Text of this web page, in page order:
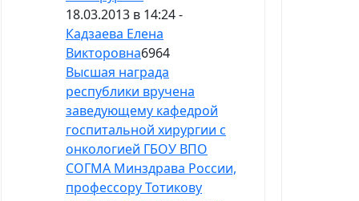
18.03.2013 в 14:24 -
Кадзаева Елена
Викторовна6964
Высшая награда
республики вручена
заведующему кафедрой
госпитальной хирургии с
онкологией ГБОУ ВПО
СОГМА Минздрава России,
профессору Тотикову